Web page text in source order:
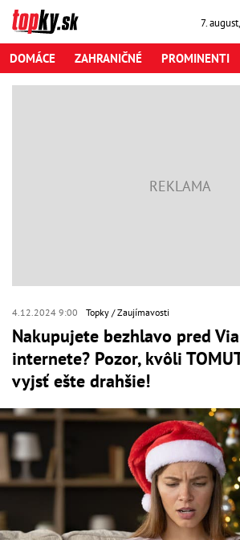
7. august,
DOMÁCE ZAHRANIČNÉ PROMINENTI
4.12.2024 9:00 Topky Zaujímavosti
Nakupujete bezhlavo pred
internete? Pozor, kvôli
vyjsť ešte drahšie!